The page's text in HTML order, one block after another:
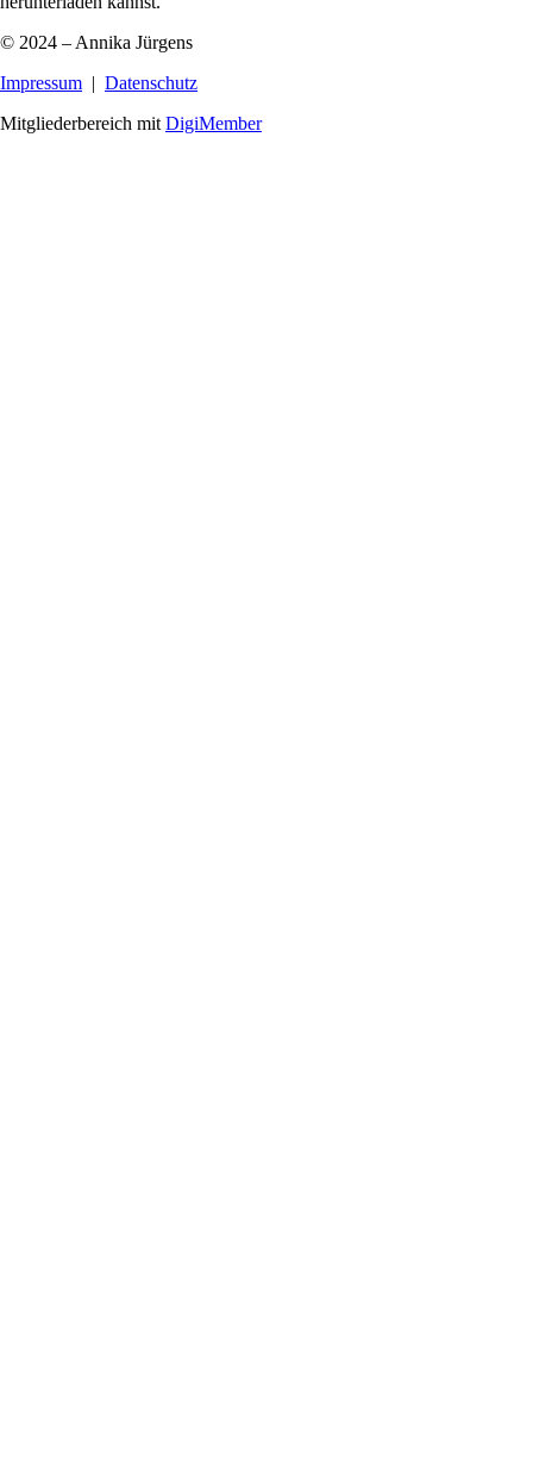
© 2024 – Annika Jürgens
Impressum | Datenschutz
Mitgliederbereich mit DigiMember